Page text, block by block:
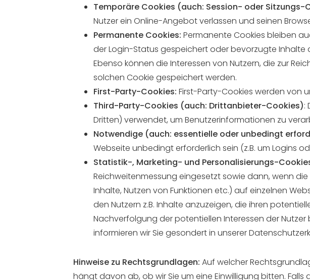
Temporäre Cookies (auch: Session- oder Sitzungs-
Nutzer ein Online-Angebot verlassen und seinen
Permanente Cookies: Permanente Cookies bleiben
der Login-Status gespeichert oder bevorzugte Inhalte
Ebenso können die Interessen von Nutzern, die zur
solchen Cookie gespeichert werden.
First-Party-Cookies: First-Party-Cookies werden von
Third-Party-Cookies (auch: Drittanbieter-Cookies):
Dritten) verwendet, um Benutzerinformationen zu
Notwendige (auch: essentielle oder unbedingt
Webseite unbedingt erforderlich sein (z.B. um Logins
Statistik-, Marketing- und Personalisierungs-
Reichweitenmessung eingesetzt sowie dann, wenn
Inhalte, Nutzen von Funktionen etc.) auf einzelnen
den Nutzern z.B. Inhalte anzuzeigen, die ihren
Nachverfolgung der potentiellen Interessen der Nutzer
informieren wir Sie gesondert in unserer
Hinweise zu Rechtsgrundlagen:Auf welcher
hängt davon ab, ob wir Sie um eine Einwilligung bitten.